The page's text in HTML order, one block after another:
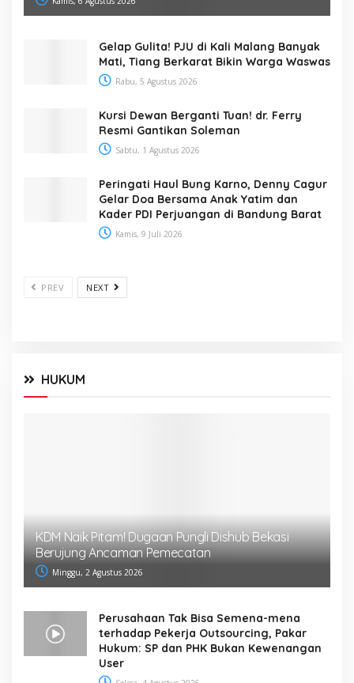
Gelap Gulita! PJU di Kali Malang Banyak
Mati, Tiang Berkarat Bikin Warga Waswas
Rabu, 5 Agustus 2026
Kursi Dewan Berganti Tuan! dr. Ferry
Resmi Gantikan Soleman
Sabtu, 1 Agustus 2026
Peringati Haul Bung Karno, Denny Cagur
Gelar Doa Bersama Anak Yatim dan
Kader PDI Perjuangan di Bandung Barat
Kamis, 9 Juli 2026
PREV NEXT
HUKUM
KDM Naik Pitam! Dugaan Pungli Dishub Bekasi
Berujung Ancaman Pemecatan
Minggu, 2 Agustus 2026
Perusahaan Tak Bisa Semena-mena
terhadap Pekerja Outsourcing, Pakar
Hukum: SP dan PHK Bukan Kewenangan
User